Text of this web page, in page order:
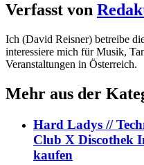
Verfasst von
Ich (David Reisner) betreibe
interessiere mich für Musik,
Veranstaltungen in Österreich.
Mehr aus der
Hard Ladys //
Club X Discothek
kaufen